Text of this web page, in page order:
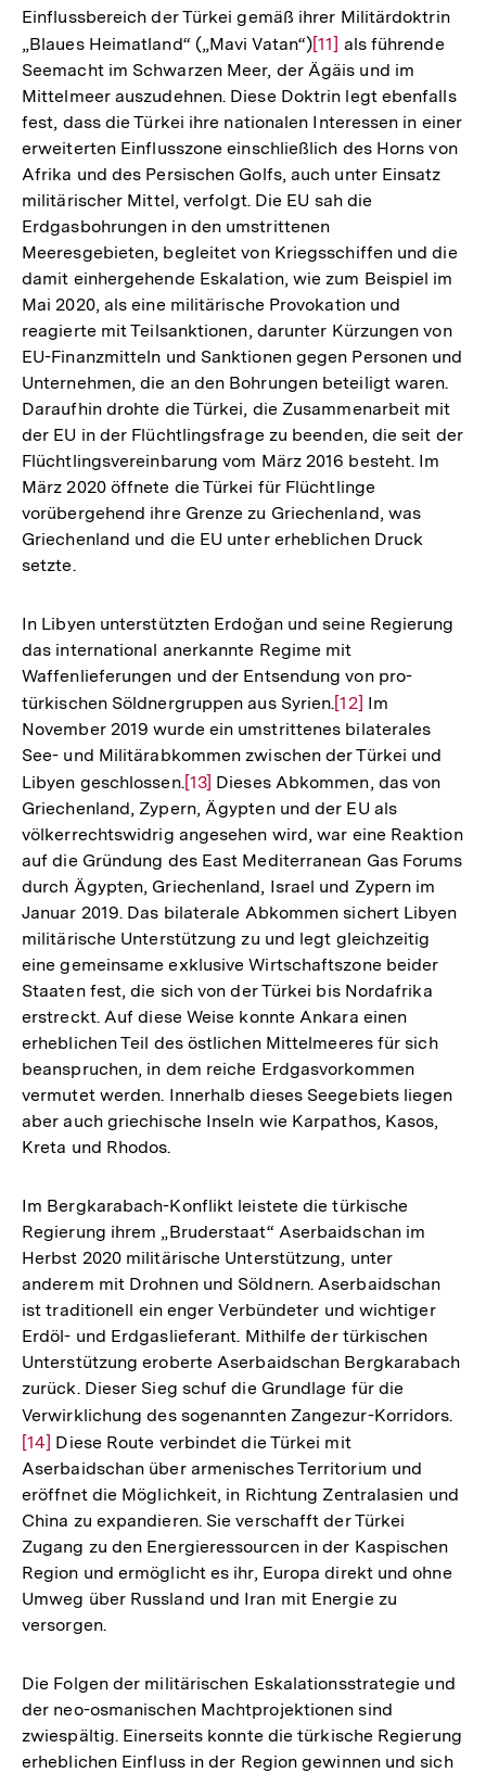
Einflussbereich der Türkei gemäß ihrer Militärdoktrin
„Blaues Heimatland“ („Mavi Vatan“)Zur
Auflösung
der
Fußnote
[11] als führende
Seemacht im Schwarzen Meer, der Ägäis und im
Mittelmeer auszudehnen. Diese Doktrin legt ebenfalls
fest, dass die Türkei ihre nationalen Interessen in einer
erweiterten Einflusszone einschließlich des Horns von
Afrika und des Persischen Golfs, auch unter Einsatz
militärischer Mittel, verfolgt. Die EU sah die
Erdgasbohrungen in den umstrittenen
Meeresgebieten, begleitet von Kriegsschiffen und die
damit einhergehende Eskalation, wie zum Beispiel im
Mai 2020, als eine militärische Provokation und
reagierte mit Teilsanktionen, darunter Kürzungen von
EU-Finanzmitteln und Sanktionen gegen Personen und
Unternehmen, die an den Bohrungen beteiligt waren.
Daraufhin drohte die Türkei, die Zusammenarbeit mit
der EU in der Flüchtlingsfrage zu beenden, die seit der
Flüchtlingsvereinbarung vom März 2016 besteht. Im
März 2020 öffnete die Türkei für Flüchtlinge
vorübergehend ihre Grenze zu Griechenland, was
Griechenland und die EU unter erheblichen Druck
setzte.
In Libyen unterstützten Erdoğan und seine Regierung
das international anerkannte Regime mit
Waffenlieferungen und der Entsendung von pro-
türkischen Söldnergruppen aus Syrien.Zur
Auflösung
der
Fußnote
[12] Im
November 2019 wurde ein umstrittenes bilaterales
See- und Militärabkommen zwischen der Türkei und
Libyen geschlossen.Zur
Auflösung
der
Fußnote
[13] Dieses Abkommen, das von
Griechenland, Zypern, Ägypten und der EU als
völkerrechtswidrig angesehen wird, war eine Reaktion
auf die Gründung des East Mediterranean Gas Forums
durch Ägypten, Griechenland, Israel und Zypern im
Januar 2019. Das bilaterale Abkommen sichert Libyen
militärische Unterstützung zu und legt gleichzeitig
eine gemeinsame exklusive Wirtschaftszone beider
Staaten fest, die sich von der Türkei bis Nordafrika
erstreckt. Auf diese Weise konnte Ankara einen
erheblichen Teil des östlichen Mittelmeeres für sich
beanspruchen, in dem reiche Erdgasvorkommen
vermutet werden. Innerhalb dieses Seegebiets liegen
aber auch griechische Inseln wie Karpathos, Kasos,
Kreta und Rhodos.
Im Bergkarabach-Konflikt leistete die türkische
Regierung ihrem „Bruderstaat“ Aserbaidschan im
Herbst 2020 militärische Unterstützung, unter
anderem mit Drohnen und Söldnern. Aserbaidschan
ist traditionell ein enger Verbündeter und wichtiger
Erdöl- und Erdgaslieferant. Mithilfe der türkischen
Unterstützung eroberte Aserbaidschan Bergkarabach
zurück. Dieser Sieg schuf die Grundlage für die
Verwirklichung des sogenannten Zangezur-Korridors.
[14] Diese Route verbindet die Türkei mit
Aserbaidschan über armenisches Territorium und
eröffnet die Möglichkeit, in Richtung Zentralasien und
China zu expandieren. Sie verschafft der Türkei
Zugang zu den Energieressourcen in der Kaspischen
Region und ermöglicht es ihr, Europa direkt und ohne
Umweg über Russland und Iran mit Energie zu
versorgen.
Die Folgen der militärischen Eskalationsstrategie und
der neo-osmanischen Machtprojektionen sind
zwiespältig. Einerseits konnte die türkische Regierung
erheblichen Einfluss in der Region gewinnen und sich